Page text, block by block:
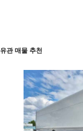
유관 매물 추천